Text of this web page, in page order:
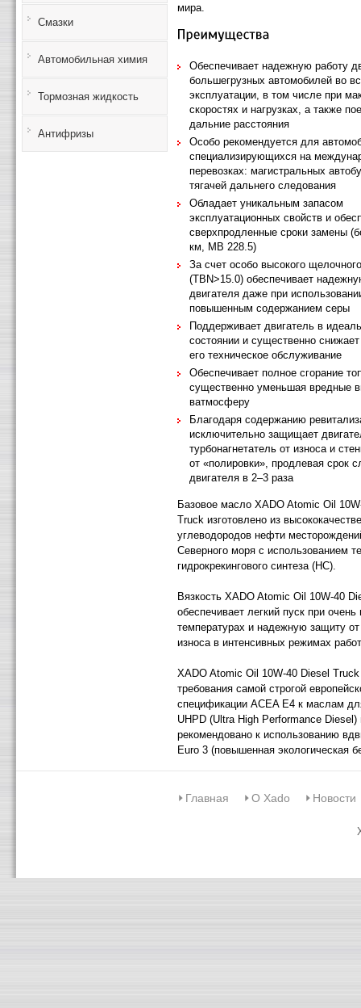
Смазки
Автомобильная химия
Тормозная жидкость
Антифризы
мира.
Обеспечивает надежную работу
большегрузных автомобилей во
эксплуатации, в том числе при
скоростях и нагрузках, а также
дальние расстояния
Особо рекомендуется для
специализирующихся на
перевозках: магистральных
тягачей дальнего следования
Обладает уникальным запасом
эксплуатационных свойств и
сверхпродленные сроки замены
км, МВ 228.5)
За счет особо высокого
(TBN>15.0) обеспечивает
двигателя даже при
повышенным содержанием серы
Поддерживает двигатель в
состоянии и существенно
его техническое обслуживание
Обеспечивает полное сгорание
существенно уменьшая вредные
ватмосферу
Благодаря содержанию
исключительно защищает
турбонагнетатель от износа и
от «полировки», продлевая срок
двигателя в 2–3 раза
Базовое масло XADO Atomic Oil
Truck изготовлено из
углеводородов нефти
Северного моря с использованием
гидрокрекингового синтеза (НС).
Вязкость XADO Atomic Oil 10W-40
обеспечивает легкий пуск при очень
температурах и надежную защиту от
износа в интенсивных режимах
XADO Atomic Oil 10W-40 Diesel
требования самой строгой
спецификации ACEA Е4 к маслам
UHPD (Ultra High Performance Diesel)
рекомендовано к использованию
Euro 3 (повышенная экологическая
Главная О Xado Новости